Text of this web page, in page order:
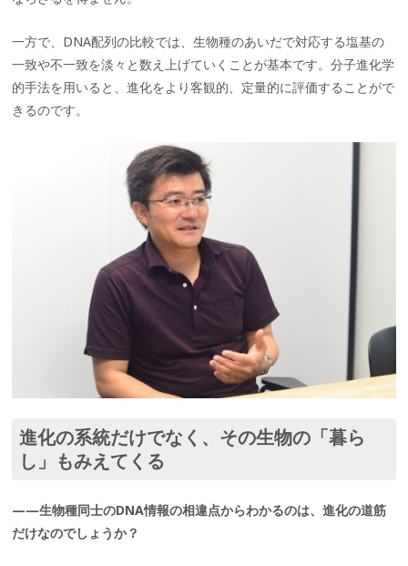
一方で、DNA配列の比較では、生物種のあいだで対応する塩基の
一致や不一致を淡々と数え上げていくことが基本です。分子進化学
的手法を用いると、進化をより客観的、定量的に評価することがで
きるのです。
進化の系統だけでなく、その生物の「暮ら
し」もみえてくる
——生物種同士のDNA情報の相違点からわかるのは、進化の道筋
だけなのでしょうか？